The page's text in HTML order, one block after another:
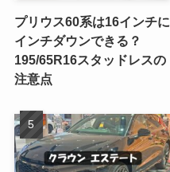
プリウス60系は16インチに
インチダウンできる？
195/65R16スタッドレスの
注意点